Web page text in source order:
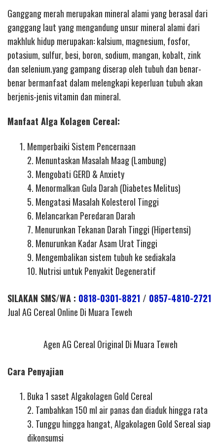
Ganggang merah merupakan mineral alami yang berasal dari
ganggang laut yang mengandung unsur mineral alami dari
makhluk hidup merupakan: kalsium, magnesium, fosfor,
potasium, sulfur, besi, boron, sodium, mangan, kobalt, zink
dan selenium.yang gampang diserap oleh tubuh dan benar-
benar bermanfaat dalam melengkapi keperluan tubuh akan
berjenis-jenis vitamin dan mineral.
Manfaat Alga Kolagen Cereal:
Memperbaiki Sistem Pencernaan
2. Menuntaskan Masalah Maag (Lambung)
3. Mengobati GERD & Anxiety
4. Menormalkan Gula Darah (Diabetes Melitus)
5. Mengatasi Masalah Kolesterol Tinggi
6. Melancarkan Peredaran Darah
7. Menurunkan Tekanan Darah Tinggi (Hipertensi)
8. Menurunkan Kadar Asam Urat Tinggi
9. Mengembalikan sistem tubuh ke sediakala
10. Nutrisi untuk Penyakit Degeneratif
SILAKAN SMS/WA : 0818-0301-8821 / 0857-4810-2721
Jual AG Cereal Online Di Muara Teweh
Agen AG Cereal Original Di Muara Teweh
Cara Penyajian
Buka 1 saset Algakolagen Gold Cereal
2. Tambahkan 150 ml air panas dan diaduk hingga rata
3. Tunggu hingga hangat, Algakolagen Gold Sereal siap
dikonsumsi